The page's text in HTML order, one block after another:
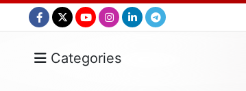
Categories